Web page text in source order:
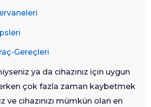
Gereçleri
ya da cihazınız için uygun
çok fazla zaman kaybetmek
ve cihazınızı mümkün olan en